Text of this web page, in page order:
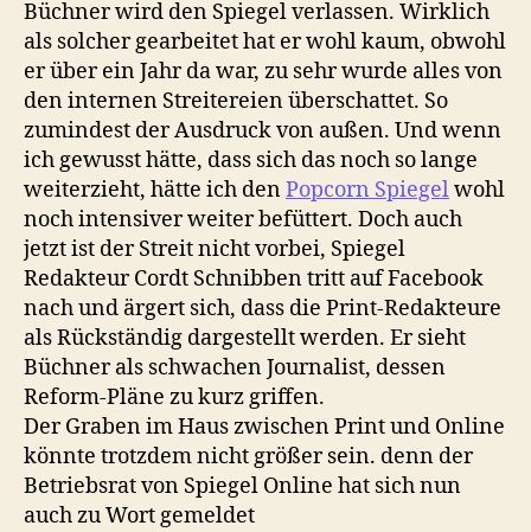
Büchner wird den Spiegel verlassen. Wirklich
als solcher gearbeitet hat er wohl kaum, obwohl
er über ein Jahr da war, zu sehr wurde alles von
den internen Streitereien überschattet. So
zumindest der Ausdruck von außen. Und wenn
ich gewusst hätte, dass sich das noch so lange
weiterzieht, hätte ich denPopcorn Spiegelwohl
noch intensiver weiter befüttert. Doch auch
jetzt ist der Streit nicht vorbei, Spiegel
Redakteur Cordt Schnibben tritt auf Facebook
nach und ärgert sich, dass die Print-Redakteure
als Rückständig dargestellt werden. Er sieht
Büchner als schwachen Journalist, dessen
Reform-Pläne zu kurz griffen.
Der Graben im Haus zwischen Print und Online
könnte trotzdem nicht größer sein. denn der
Betriebsrat von Spiegel Online hat sich nun
auch zu Wort gemeldet